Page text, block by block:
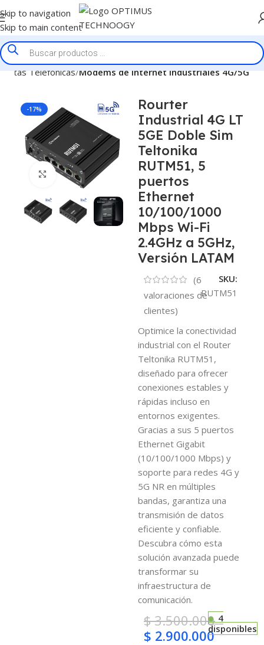
Skip to navigation
Skip to main content
Telefonicas Modems de Internet Industriales 4G/5G
-17%
Click to enlarge
Rourter
Industrial 4G LT
5GE Doble Sim
Teltonika
RUTM51, 5
puertos
Ethernet
10/100/1000
Mbps Wi-Fi
2.4GHz a 5GHz,
Versión LATAM
(6
valoraciones de
clientes)
SKU:
RUTM51
Optimice la conectividad
industrial con el Router
Teltonika RUTM51,
diseñado para ofrecer
conexiones estables y
rápidas incluso en
entornos exigentes.
Gracias a sus 5 puertos
Ethernet Gigabit
(10/100/1000 Mbps) y
soporte para redes 4G y
5G NR en múltiples
bandas, garantiza una
transmisión de datos
eficiente y confiable.
Descubra cómo esta
solución avanzada puede
transformar su
infraestructura de
comunicación.
$3.500.000
$ 2.900.000
4
disponibles